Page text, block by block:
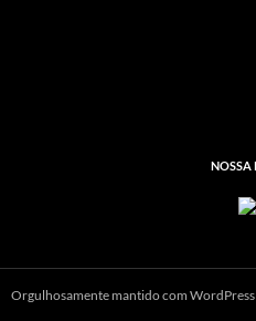
NOSSA
Orgulhosamente mantido com WordPress